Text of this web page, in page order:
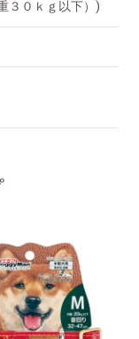
３０ｋｇ以下）)